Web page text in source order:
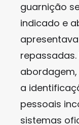
guarnição
indicado e
a
pessoais
sistemas